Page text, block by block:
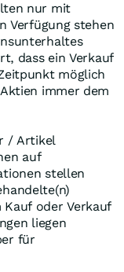
nur mit
Verfügung stehen
dass ein Verkauf
möglich
immer dem
/ Artikel
auf
stellen
oder Verkauf
liegen
für